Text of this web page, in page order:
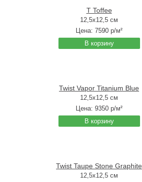
T Toffee
12,5x12,5 см
Цена:7590 р/м²
В корзину
Twist Vapor Titanium Blue
12,5x12,5 см
Цена:9350 р/м²
В корзину
Twist Taupe Stone Graphite
12,5x12,5 см